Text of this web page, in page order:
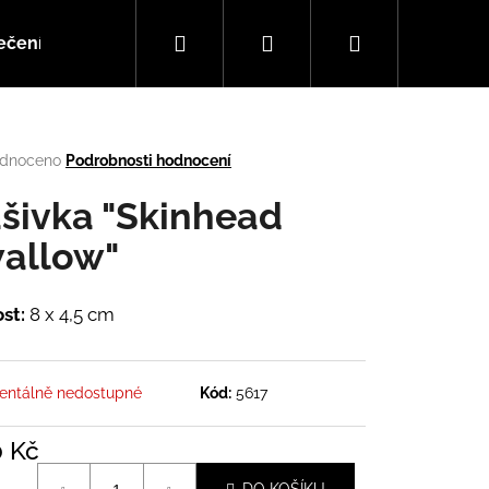
Hudba
Hledat PřihlášeníNákupní
Podrobnosti hodnocení
"Skinhead
8 x 4,5 cm
nedostupné Kód: 5617
Kč